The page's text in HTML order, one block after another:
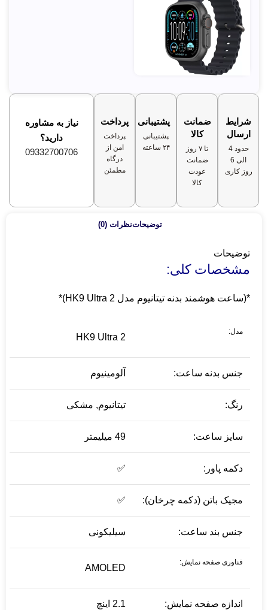
شرایط
ارسال
حدود 4
الی 6
روز کاری
ضمانت
کالا
تا ۷ روز
ضمانت
عودت
کالا
پشتیبانی
پشتیبانی
۲۴ ساعته
پرداخت
پرداخت
امن از
درگاه
مطمئن
نیاز به مشاوره
دارید؟
09332700706
توضیحاتنظرات (0)
توضیحات
مشخصات کلی:
*(ساعت هوشمند بدنه تیتانیوم مدل HK9 Ultra 2)*
مدل:
HK9 Ultra 2
جنس بدنه ساعت: آلومینیوم
رنگ: تیتانیوم, مشکی
سایز ساعت: 49 میلیمتر
دکمه پاور: ✅
مجیک باتن (دکمه چرخان): ✅
جنس بند ساعت: سیلیکونی
فناوری صفحه نمایش:
AMOLED
اندازه صفحه نمایش: 2.1 اینچ